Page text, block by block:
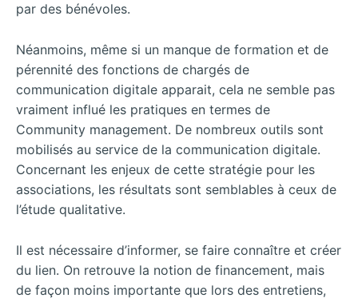
par des bénévoles.
Néanmoins, même si un manque de formation et de
pérennité des fonctions de chargés de
communication digitale apparait, cela ne semble pas
vraiment influé les pratiques en termes de
Community management. De nombreux outils sont
mobilisés au service de la communication digitale.
Concernant les enjeux de cette stratégie pour les
associations, les résultats sont semblables à ceux de
l’étude qualitative.
Il est nécessaire d’informer, se faire connaître et créer
du lien. On retrouve la notion de financement, mais
de façon moins importante que lors des entretiens,